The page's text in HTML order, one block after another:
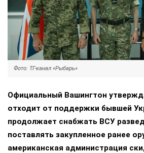
Фото: ТГ-канал «Рыбарь»
Официальный Вашингтон
отходит от поддержки бывшей
продолжает снабжать ВСУ
поставлять закупленное ранее
американская администрация